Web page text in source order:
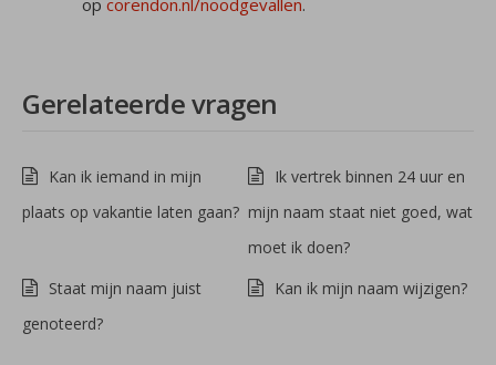
op corendon.nl/noodgevallen.
Gerelateerde vragen
Kan ik iemand in mijn
plaats op vakantie laten gaan?
Ik vertrek binnen 24 uur en
mijn naam staat niet goed, wat
moet ik doen?
Staat mijn naam juist
genoteerd?
Kan ik mijn naam wijzigen?